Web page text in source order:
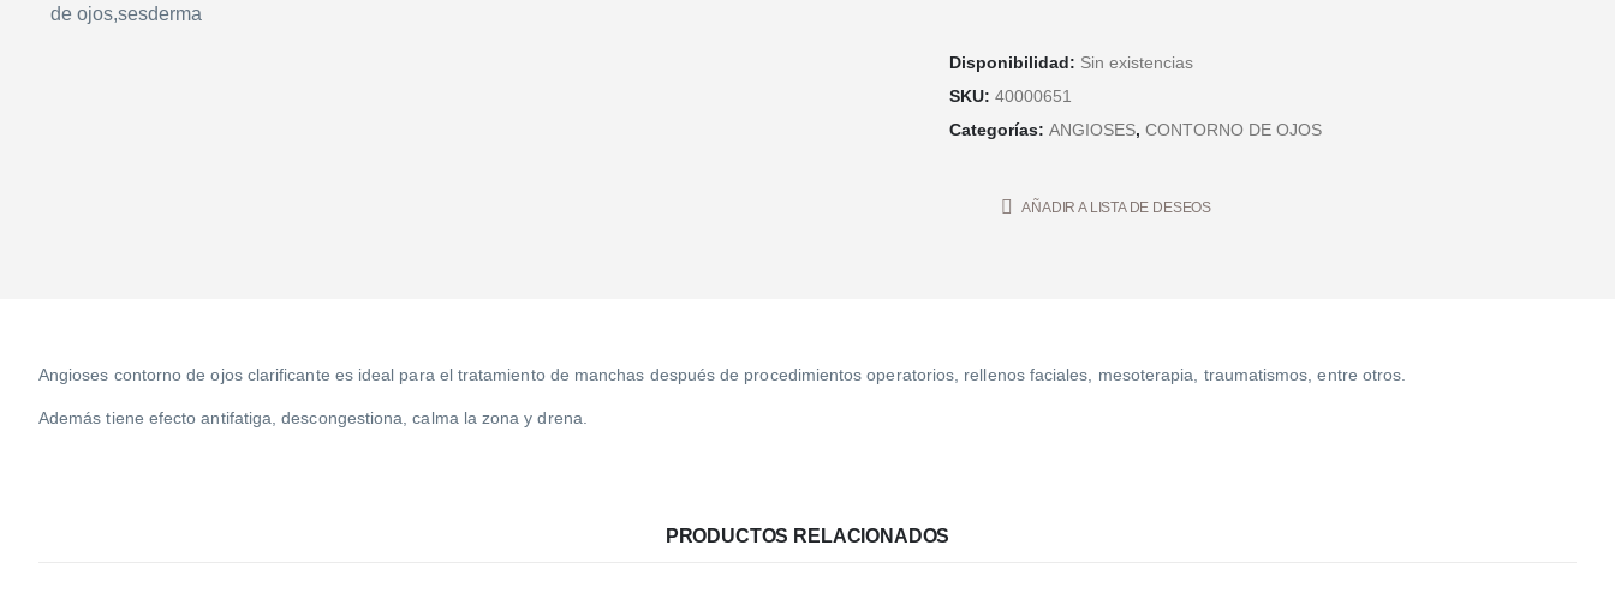
Disponibilidad: Sin existencias
SKU:40000651
Categorías:ANGIOSES,CONTORNO DE OJOS
AÑADIR A LISTA DE DESEOS
Angioses contorno de ojos clarificante es ideal para el tratamiento de manchas después de procedimientos operatorios, rellenos faciales, mesoterapia, traumatismos, entre otros.
Además tiene efecto antifatiga, descongestiona, calma la zona y drena.
PRODUCTOS RELACIONADOS